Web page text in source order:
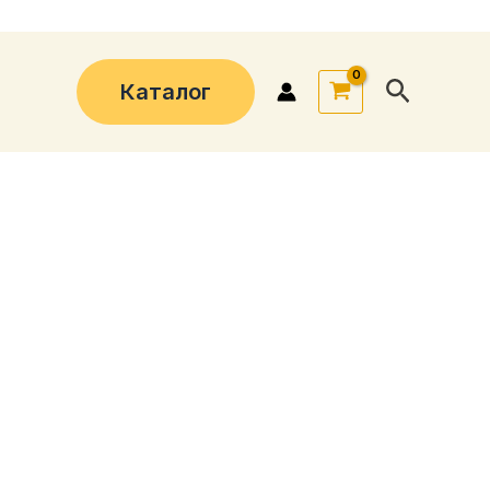
Каталог Поиск